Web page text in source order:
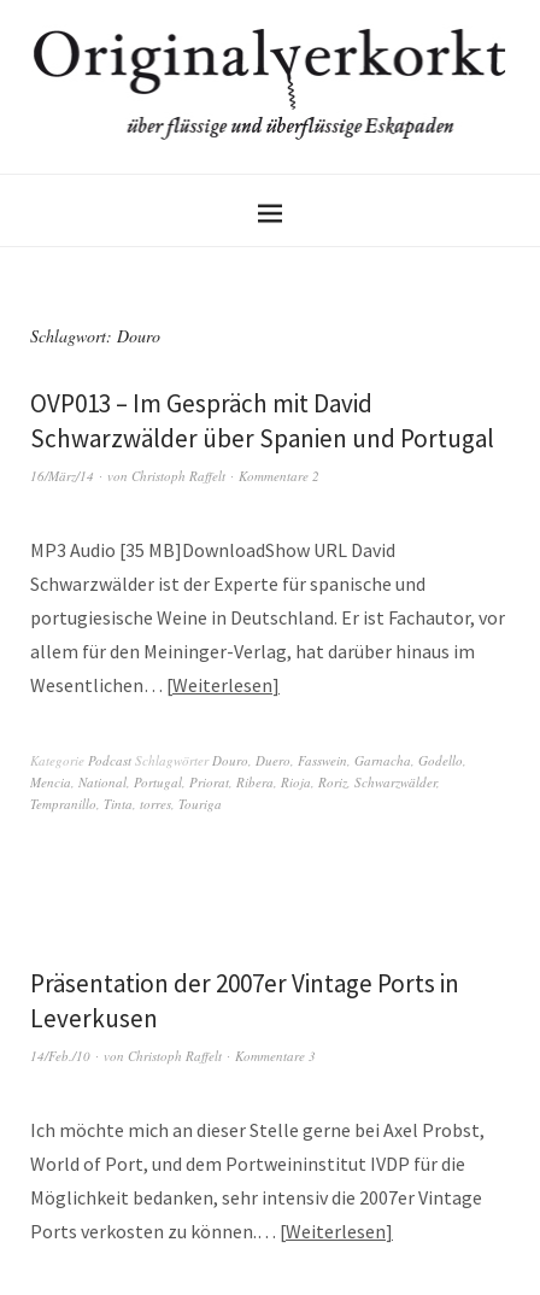
Schlagwort: Douro
OVP013 – Im Gespräch mit David
Schwarzwälder über Spanien und Portugal
16/März/14 von Christoph Raffelt Kommentare 2
MP3 Audio [35 MB]DownloadShow URL David
Schwarzwälder ist der Experte für spanische und
portugiesische Weine in Deutschland. Er ist Fachautor, vor
allem für den Meininger-Verlag, hat darüber hinaus im
Wesentlichen… Weiterlesen
Kategorie Podcast Schlagwörter Douro Duero Fasswein Garnacha Godello
Mencia National Portugal Priorat Ribera Rioja Roriz Schwarzwälder,
Tempranillo Tinta torres Touriga
Präsentation der 2007er Vintage Ports in
Leverkusen
14/Feb./10 von Christoph Raffelt Kommentare 3
Ich möchte mich an dieser Stelle gerne bei Axel Probst,
World of Port, und dem Portweininstitut IVDP für die
Möglichkeit bedanken, sehr intensiv die 2007er Vintage
Ports verkosten zu können.… Weiterlesen